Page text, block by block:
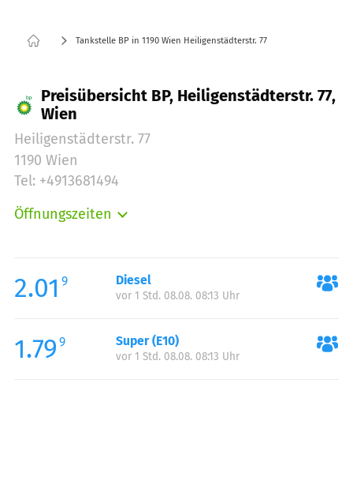
Tankstelle BP in 1190 Wien Heiligenstädterstr. 77
Preisübersicht BP, Heiligenstädterstr. 77,
Wien
Heiligenstädterstr. 77
1190 Wien
Tel: +4913681494
Öffnungszeiten
Mittwoch:
00:00-24:00
Donnerstag:
Samstag:
00:00-24:00
Sonntag:
2.01 9 Diesel
vor 1 Std. 08.08. 08:13 Uhr
1.79 9 Super (E10)
vor 1 Std. 08.08. 08:13 Uhr